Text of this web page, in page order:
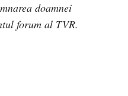
doamnei
forum al TVR.